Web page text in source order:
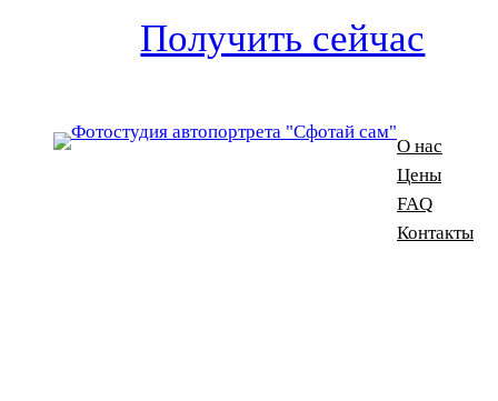
Получить сейчас
О нас
Цены
FAQ
Контакты